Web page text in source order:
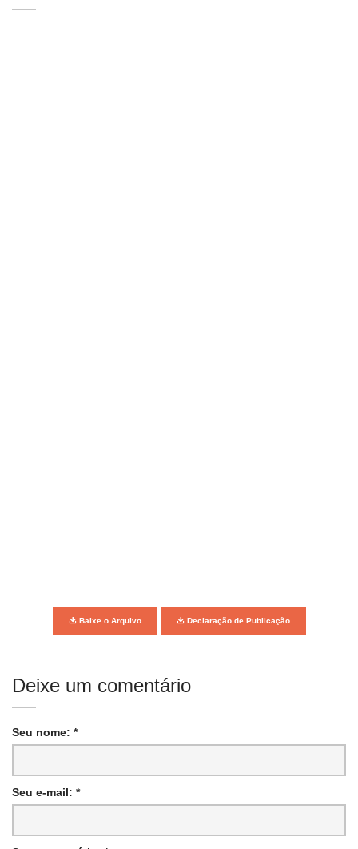
Baixe o Arquivo Declaração de Publicação
Deixe um comentário
Seu nome: *
Seu e-mail: *